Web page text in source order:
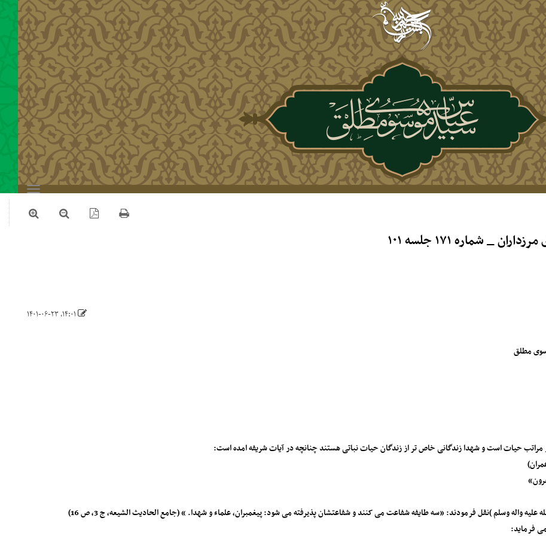
Toggle
navigation
حیات است و شهدا زندگانی خاص تر از زندگان حیات نباتی هستند چنانچه در آیات شریفه امده است:
واله وسلم )نقل فرمودند: «سه طایفه شفاعت می کنند و شفاعتشان پذیرفته می شود: پیغمبران، علماء و شهدا. » (جامع الحادیث الشیعه، ج 3، ص 16)
فرماید: